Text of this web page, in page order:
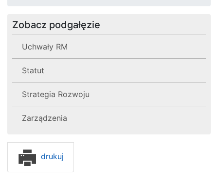
Zobacz podgałęzie
Uchwały RM
Statut
Strategia Rozwoju
Zarządzenia
drukuj